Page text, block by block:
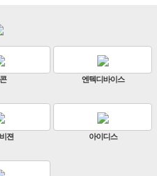
하이크비전 한화비전
비엔에스테크 엔토스정보통신